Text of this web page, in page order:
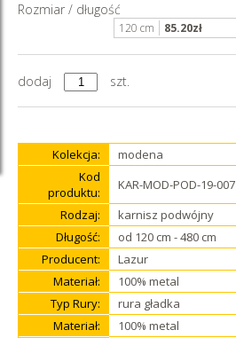
Rozmiar / długość
120 cm 85.20zł
dodaj szt.
Kolekcja:
modena
Kod
produktu:
KAR-MOD-POD-19-007
Rodzaj:
karnisz podwójny
Długość:
od 120 cm - 480 cm
Producent:
Lazur
Materiał:
100% metal
Typ Rury:
rura gładka
Materiał:
100% metal